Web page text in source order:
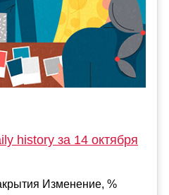
history за 14 октября
Изменение, %